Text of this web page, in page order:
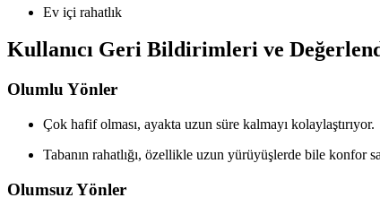
Ev içi rahatlık
Kullanıcı Geri Bildirimleri ve
Olumlu Yönler
Çok hafif olması, ayakta uzun süre kalmayı kolaylaştırıyor.
Tabanın rahatlığı, özellikle uzun yürüyüşlerde bile konfor
Olumsuz Yönler